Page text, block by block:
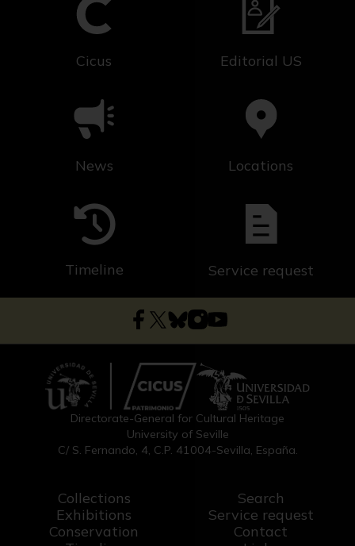
Cicus Editorial US
News Locations
Timeline Service request
Directorate-General for Cultural Heritage
University of Seville
C/ S. Fernando, 4, C.P. 41004-Sevilla, España.
Collections
Exhibitions
Conservation
Search
Service request
Contact